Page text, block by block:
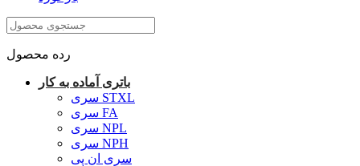
رده محصول
باتری آماده به کار
سری STXL
سری FA
سری NPL
سری NPH
سری ان پی